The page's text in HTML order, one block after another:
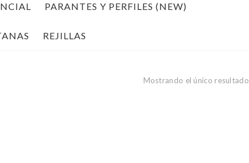
PARANTES Y PERFILES (NEW)
REJILLAS
Mostrando el único resultado